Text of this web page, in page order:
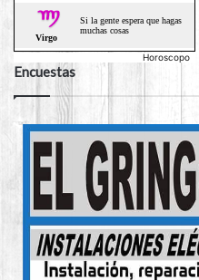
Horoscopo
Encuestas